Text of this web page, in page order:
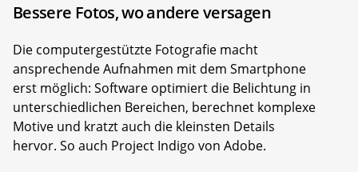
Bessere Fotos, wo andere versagen
Die computergestützte Fotografie macht
ansprechende Aufnahmen mit dem Smartphone
erst möglich: Software optimiert die Belichtung in
unterschiedlichen Bereichen, berechnet komplexe
Motive und kratzt auch die kleinsten Details
hervor. So auch Project Indigo von Adobe.